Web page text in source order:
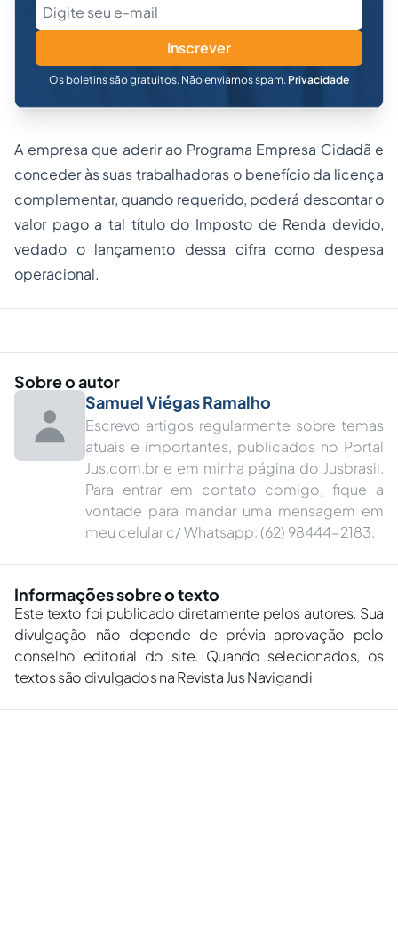
Inscrever
Os boletins são gratuitos. Não enviamos spam. Privacidade
A empresa que aderir ao Programa Empresa Cidadã e
conceder às suas trabalhadoras o benefício da licença
complementar, quando requerido, poderá descontar o
valor pago a tal título do Imposto de Renda devido,
vedado o lançamento dessa cifra como despesa
operacional.
Sobre o autor
Samuel Viégas Ramalho
Escrevo artigos regularmente sobre temas
atuais e importantes, publicados no Portal
Jus.com.br e em minha página do Jusbrasil.
Para entrar em contato comigo, fique a
vontade para mandar uma mensagem em
meu celular c/ Whatsapp: (62) 98444-2183.
Informações sobre o texto
Este texto foi publicado diretamente pelos autores. Sua
divulgação não depende de prévia aprovação pelo
conselho editorial do site. Quando selecionados, os
textos são divulgados na Revista Jus Navigandi